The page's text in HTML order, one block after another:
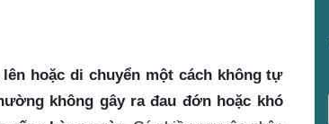
hoặc di chuyển một cách không tự
không gây ra đau đớn hoặc khó